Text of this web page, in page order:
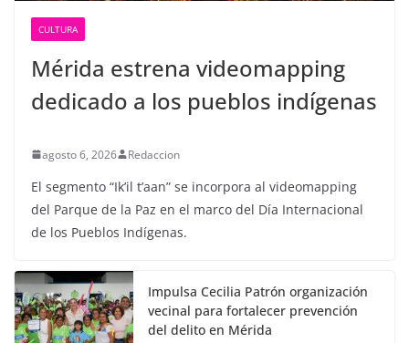
CULTURA
Mérida estrena videomapping
dedicado a los pueblos indígenas
agosto 6, 2026 Redaccion
El segmento “Ik’il t’aan” se incorpora al videomapping
del Parque de la Paz en el marco del Día Internacional
de los Pueblos Indígenas.
Impulsa Cecilia Patrón organización
vecinal para fortalecer prevención
del delito en Mérida